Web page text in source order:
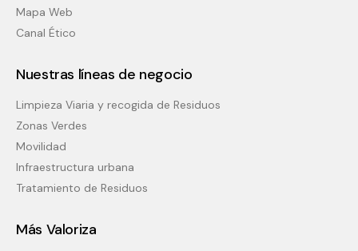
Mapa Web
Canal Ético
Nuestras líneas de negocio
Limpieza Viaria y recogida de Residuos
Zonas Verdes
Movilidad
Infraestructura urbana
Tratamiento de Residuos
Más Valoriza